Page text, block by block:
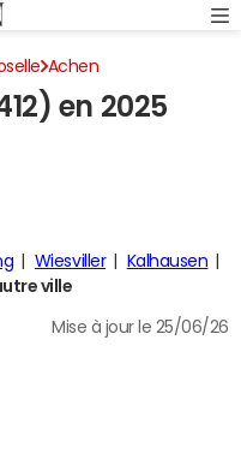
Achen
en 2025
Wiesviller
Kalhausen
ville
Mise à jour le 25/06/26